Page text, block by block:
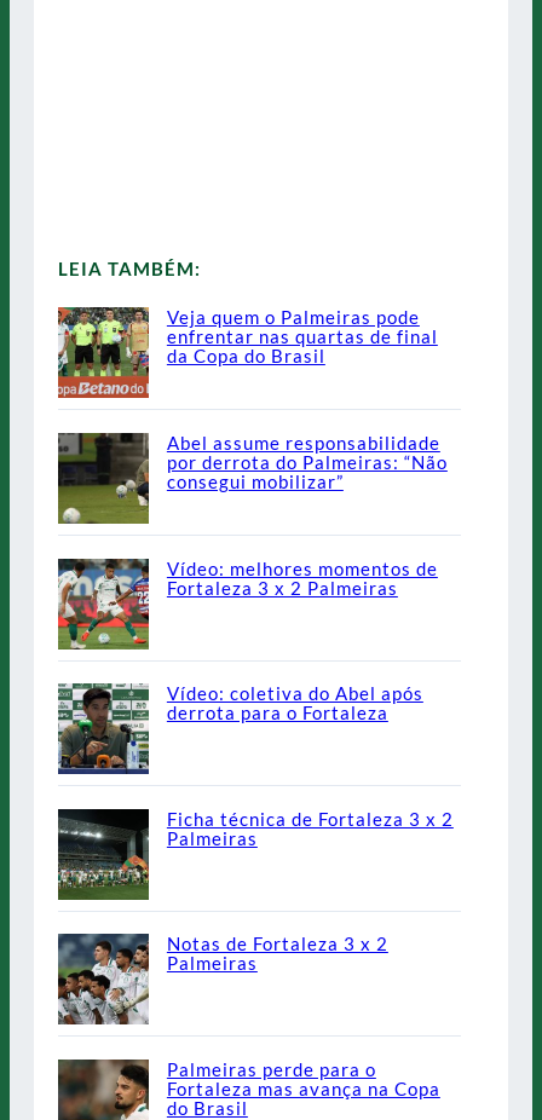
LEIA TAMBÉM:
Veja quem o Palmeiras pode
enfrentar nas quartas de final
da Copa do Brasil
Abel assume responsabilidade
por derrota do Palmeiras: “Não
consegui mobilizar”
Vídeo: melhores momentos de
Fortaleza 3 x 2 Palmeiras
Vídeo: coletiva do Abel após
derrota para o Fortaleza
Ficha técnica de Fortaleza 3 x 2
Palmeiras
Notas de Fortaleza 3 x 2
Palmeiras
Palmeiras perde para o
Fortaleza mas avança na Copa
do Brasil